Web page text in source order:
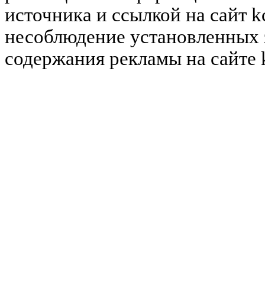
источника и ссылкой на сайт
несоблюдение установленных
содержания рекламы на сайте